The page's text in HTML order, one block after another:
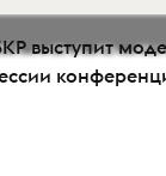
выступит